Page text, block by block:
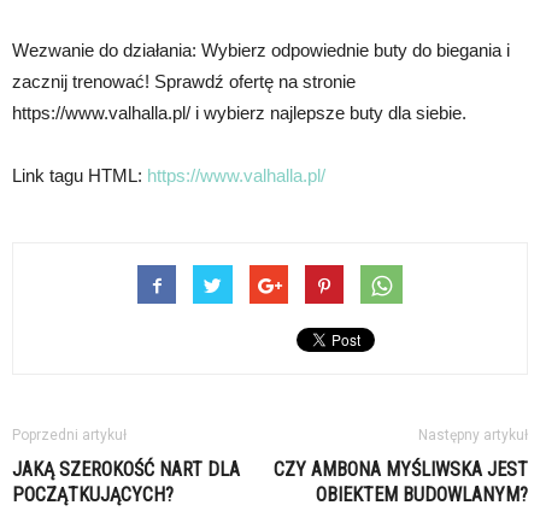
Wezwanie do działania: Wybierz odpowiednie buty do biegania i
zacznij trenować! Sprawdź ofertę na stronie
https://www.valhalla.pl/ i wybierz najlepsze buty dla siebie.
Link tagu HTML: https://www.valhalla.pl/
Poprzedni artykuł
JAKĄ SZEROKOŚĆ NART DLA
POCZĄTKUJĄCYCH?
Następny artykuł
CZY AMBONA MYŚLIWSKA JEST
OBIEKTEM BUDOWLANYM?